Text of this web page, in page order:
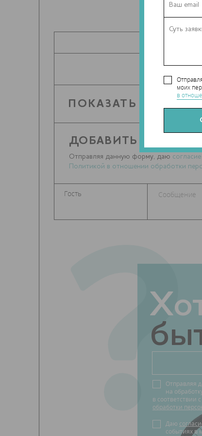
моих
в
ПОКАЗАТЬ
ДОБАВИТЬ
Отправляя данную форму, даю согласие
Политикой в отношении обработки
?
Отправляя
на
в соответствии с
обработки
Даю
событиях в